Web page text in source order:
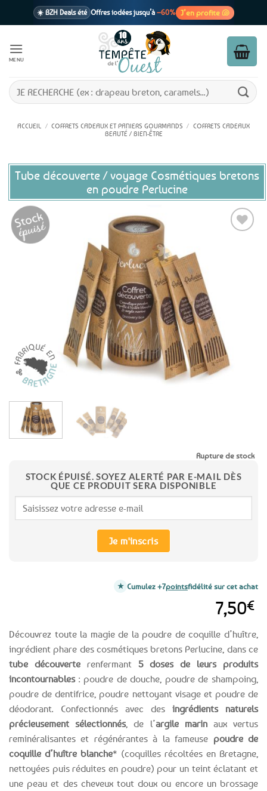
☀️ BZH Deals été Offres iodées jusqu’à –60% J’en profite 🐚
1 cadeau offertdès 39€ d’achats
En point relais dès 3,95€ seulement
MENU
Recherche
pour :
ACCUEIL / COFFRETS CADEAUX ET PANIERS GOURMANDS / COFFRETS CADEAUX
BEAUTÉ / BIEN-ÊTRE
Tube découverte / voyage Cosmétiques bretons
en poudre Perlucine
Découvrez toute la magie de la poudre de coquille d’huître,
ingrédient phare des cosmétiques bretons Perlucine, dans ce
tube découverterenfermant 5 doses de leurs produits
incontournables: poudre de douche, poudre de shampoing,
poudre de dentifrice, poudre nettoyant visage et poudre de
déodorant. Confectionnés avec des ingrédients naturels
précieusement sélectionnés, de l’argile marinaux vertus
reminéralisantes et régénérantes à la fameuse poudre de
coquille d’huître blanche* (coquilles récoltées en Bretagne,
nettoyées puis réduites en poudre) pour un teint éclatant et
une peau et des cheveux tout doux ou encore un brossage
7,50€
Rupture de stock
STOCK ÉPUISÉ. SOYEZ ALERTÉ PAR E-MAIL DÈS
QUE CE PRODUIT SERA DISPONIBLE
Je m'inscris
Cumulez +7pointsfidélité sur cet achat